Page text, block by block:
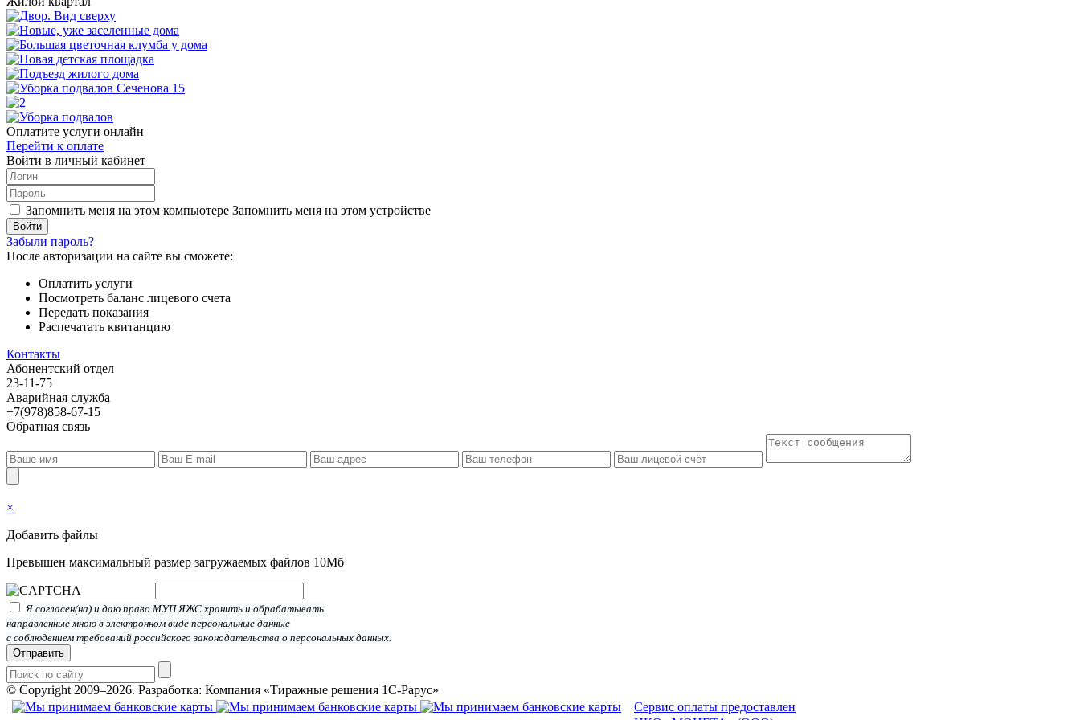
Оплатите услуги онлайн
Перейти к оплате
Войти в личный кабинет
Запомнить меня на этом компьютере Запомнить меня на этом устройстве
Забыли пароль?
После авторизации на сайте вы сможете:
Оплатить услуги
Посмотреть баланс лицевого счета
Передать показания
Распечатать квитанцию
Контакты
Абонентский отдел
23-11-75
Аварийная служба
+7(978)858-67-15
Обратная связь
×
Добавить файлы
Превышен максимальный размер загружаемых файлов 10Мб
Я согласен(на) и даю право МУП ЯЖС хранить и обрабатывать
направленные мною в электронном виде персональные данные
с соблюдением требований российского законодательства о персональных данных.
Отправить
© Copyright 2009–2026. Разработка: Компания «Тиражные решения 1С-Рарус»
Сервис оплаты предоставлен